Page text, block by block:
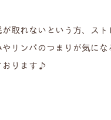
取れないという方、スト
リンパのつまりが気にな
おります♪